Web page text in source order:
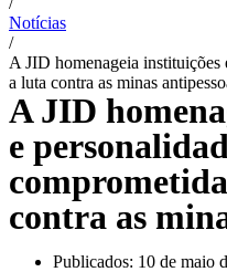
Notícias
/
A JID homenageia instituições
a luta contra as minas
A JID
e
contra as
Publicados: 10 de maio